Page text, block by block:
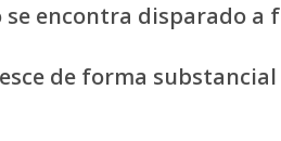
se encontra disparado
de forma